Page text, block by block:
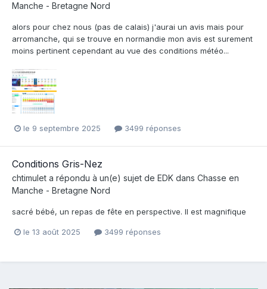
Manche - Bretagne Nord
alors pour chez nous (pas de calais) j'aurai un avis mais pour
arromanche, qui se trouve en normandie mon avis est surement
moins pertinent cependant au vue des conditions météo...
le 9 septembre 2025 3499 réponses
Conditions Gris-Nez
chtimulet a répondu à un(e) sujet de EDK dans Chasse en
Manche - Bretagne Nord
sacré bébé, un repas de fête en perspective. Il est magnifique
le 13 août 2025 3499 réponses